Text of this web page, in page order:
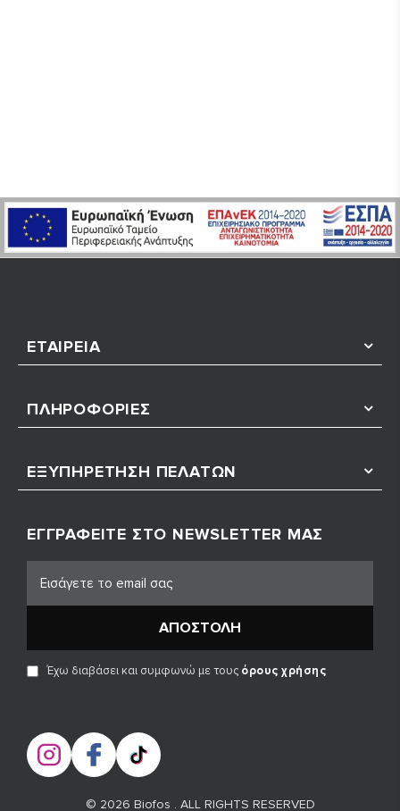
ΕΤΑΙΡΕΊΑ
ΠΛΗΡΟΦΟΡΊΕΣ
ΕΞΥΠΗΡΈΤΗΣΗ ΠΕΛΑΤΏΝ
ΕΓΓΡΑΦΕΊΤΕ ΣΤΟ NEWSLETTER ΜΑΣ
ΑΠΟΣΤΟΛΉ
Έχω διαβάσει και συμφωνώ με τους όρους χρήσης
© 2026 Biofos . ALL RIGHTS RESERVED